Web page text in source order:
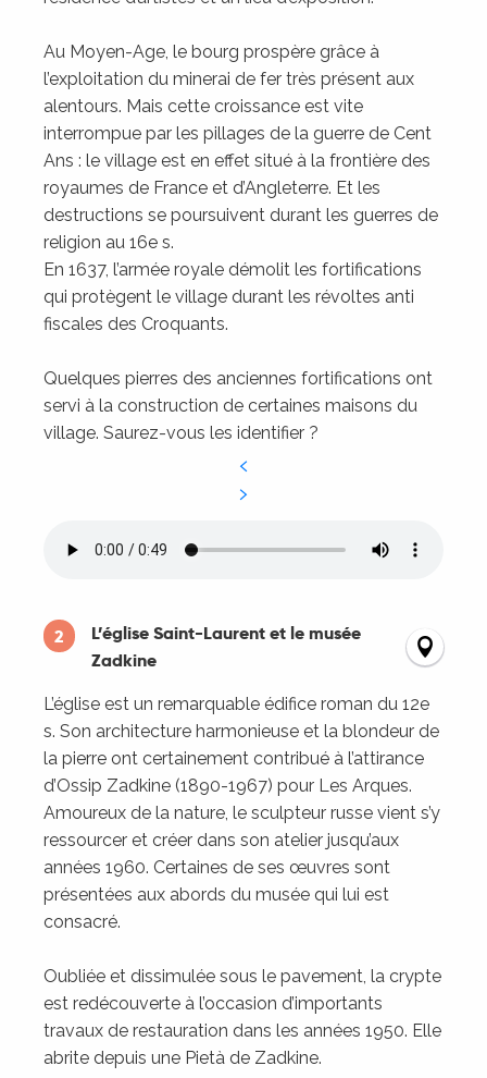
Au Moyen-Age, le bourg prospère grâce à
l’exploitation du minerai de fer très présent aux
alentours. Mais cette croissance est vite
interrompue par les pillages de la guerre de Cent
Ans : le village est en effet situé à la frontière des
royaumes de France et d’Angleterre. Et les
destructions se poursuivent durant les guerres de
religion au 16e s.
En 1637, l’armée royale démolit les fortifications
qui protègent le village durant les révoltes anti
fiscales des Croquants.
Quelques pierres des anciennes fortifications ont
servi à la construction de certaines maisons du
village. Saurez-vous les identifier ?
2
L’église Saint-Laurent et le musée
Zadkine
L’église est un remarquable édifice roman du 12e
s. Son architecture harmonieuse et la blondeur de
la pierre ont certainement contribué à l’attirance
d’Ossip Zadkine (1890-1967) pour Les Arques.
Amoureux de la nature, le sculpteur russe vient s’y
ressourcer et créer dans son atelier jusqu’aux
années 1960. Certaines de ses œuvres sont
présentées aux abords du musée qui lui est
consacré.
Oubliée et dissimulée sous le pavement, la crypte
est redécouverte à l’occasion d’importants
travaux de restauration dans les années 1950. Elle
abrite depuis une Pietà de Zadkine.